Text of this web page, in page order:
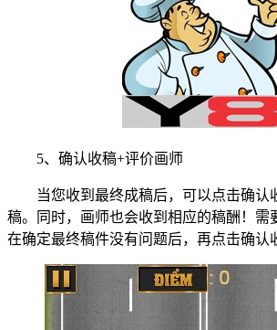
5、确认收稿+评价画师
当您收到最终成稿后，可以点击确认
稿。同时，画师也会收到相应的稿酬！需
在确定最终稿件没有问题后，再点击确认